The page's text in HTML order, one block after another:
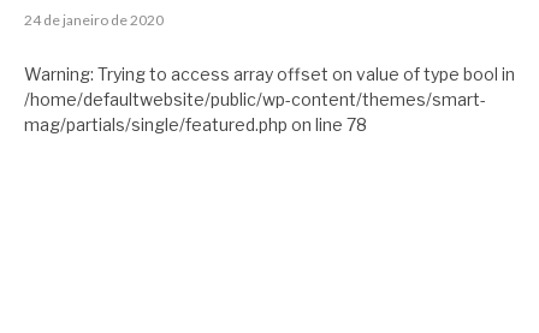
24 de janeiro de 2020
Warning: Trying to access array offset on value of type bool in
/home/defaultwebsite/public/wp-content/themes/smart-
mag/partials/single/featured.php on line 78